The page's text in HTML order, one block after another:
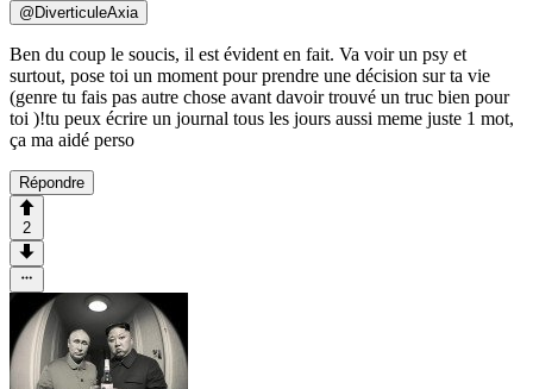
@ DiverticuleAxia
Ben du coup le soucis, il est évident en fait. Va voir un psy et
surtout, pose toi un moment pour prendre une décision sur ta vie
(genre tu fais pas autre chose avant davoir trouvé un truc bien pour
toi )!tu peux écrire un journal tous les jours aussi meme juste 1 mot,
ça ma aidé perso
Répondre
2